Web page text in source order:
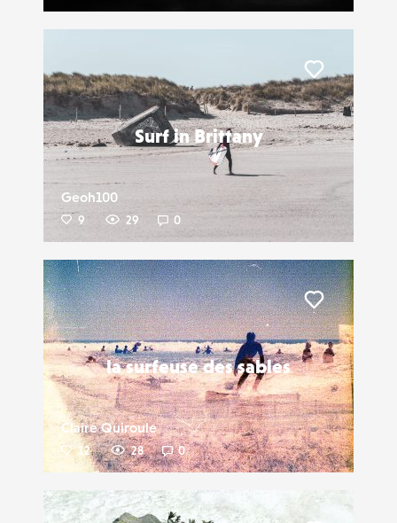
Surf in Brittany
Geoh100
9 29 0
Liker
la surfeuse des sables
Claire Quiroule
12 28 0
Liker